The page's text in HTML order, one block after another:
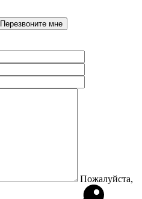
Пожалуйста,